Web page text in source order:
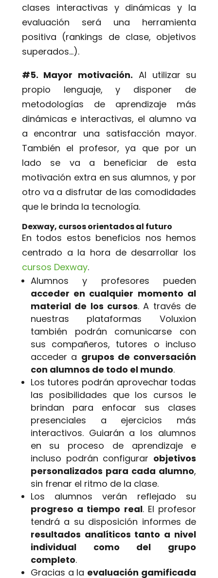
clases interactivas y dinámicas y la
evaluación será una herramienta
positiva (rankings de clase, objetivos
superados…).
#5. Mayor motivación. Al utilizar su
propio lenguaje, y disponer de
metodologías de aprendizaje más
dinámicas e interactivas, el alumno va
a encontrar una satisfacción mayor.
También el profesor, ya que por un
lado se va a beneficiar de esta
motivación extra en sus alumnos, y por
otro va a disfrutar de las comodidades
que le brinda la tecnología.
Dexway, cursos orientados al futuro
En todos estos beneficios nos hemos
centrado a la hora de desarrollar los
cursos Dexway.
Alumnos y profesores pueden
acceder en cualquier momento al
material de los cursos. A través de
nuestras plataformas Voluxion
también podrán comunicarse con
sus compañeros, tutores o incluso
acceder a grupos de conversación
con alumnos de todo el mundo.
Los tutores podrán aprovechar todas
las posibilidades que los cursos le
brindan para enfocar sus clases
presenciales a ejercicios más
interactivos. Guiarán a los alumnos
en su proceso de aprendizaje e
incluso podrán configurar objetivos
personalizados para cada alumno,
sin frenar el ritmo de la clase.
Los alumnos verán reflejado su
progreso a tiempo real. El profesor
tendrá a su disposición informes de
resultados analíticos tanto a nivel
individual como del grupo
completo.
Gracias a la evaluación gamificada